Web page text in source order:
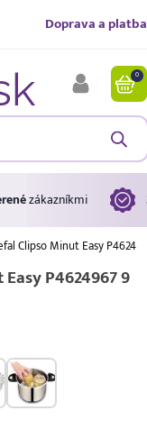
Doprava a platba
0
zákazníkmi
Clipso Minut Easy
P4624967 9